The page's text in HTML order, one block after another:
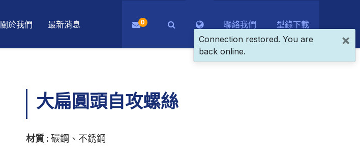
關於我們 最新消息 0 聯絡我們 型錄下載
大扁圓頭自攻螺絲
材質 : 碳鋼 、不銹鋼
×
Connection restored. You are
back online.